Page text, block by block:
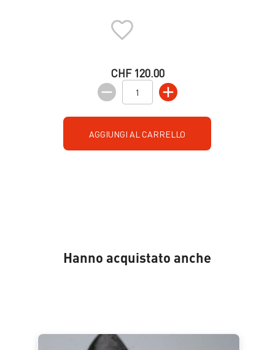
CHF 120.00
AGGIUNGI AL CARRELLO
Hanno acquistato anche